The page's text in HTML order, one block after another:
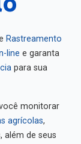
Rastreamento
line e garanta
para sua
monitorar
agrícolas,
além de seus